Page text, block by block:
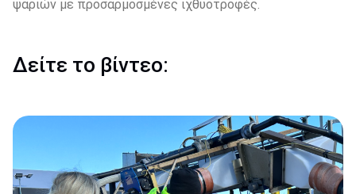
ψαριών με προσαρμοσμένες ιχθυοτροφές.
Δείτε το βίντεο: